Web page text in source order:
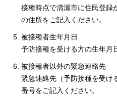
接種時点で清瀬市に住民登録
の住所をご記入ください。
被接種者生年月日
予防接種を受ける方の生年月
被接種者以外の緊急連絡先
緊急連絡先（予防接種を受け
番号をご記入ください。